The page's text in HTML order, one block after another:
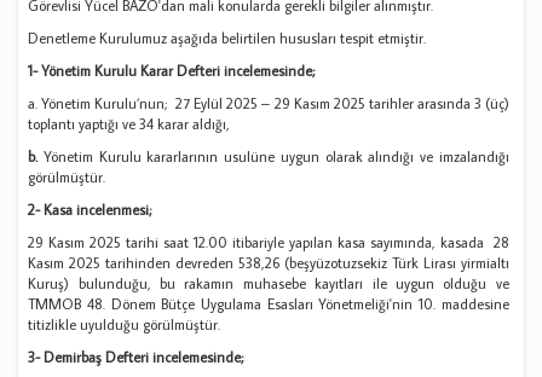
Görevlisi Yücel BAZO'dan mali konularda gerekli bilgiler alınmıştır.
Denetleme Kurulumuz aşağıda belirtilen hususları tespit etmiştir.
1- Yönetim Kurulu Karar Defteri incelemesinde;
a. Yönetim Kurulu’nun; 27 Eylül 2025 – 29 Kasım 2025 tarihler arasında 3 (üç)
toplantı yaptığı ve 34 karar aldığı,
b. Yönetim Kurulu kararlarının usulüne uygun olarak alındığı ve imzalandığı
görülmüştür.
2- Kasa incelenmesi;
29 Kasım 2025 tarihi saat 12.00 itibariyle yapılan kasa sayımında, kasada 28
Kasım 2025 tarihinden devreden 538,26 (beşyüzotuzsekiz Türk Lirası yirmialtı
Kuruş) bulunduğu, bu rakamın muhasebe kayıtları ile uygun olduğu ve
TMMOB 48. Dönem Bütçe Uygulama Esasları Yönetmeliği'nin 10. maddesine
titizlikle uyulduğu görülmüştür.
3- Demirbaş Defteri incelemesinde;